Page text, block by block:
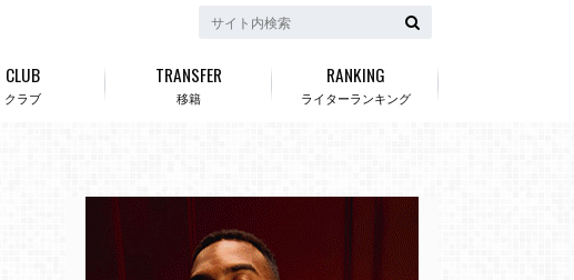
クラブ
CLUB
移籍
TRANSFER
ライターランキング
RANKING